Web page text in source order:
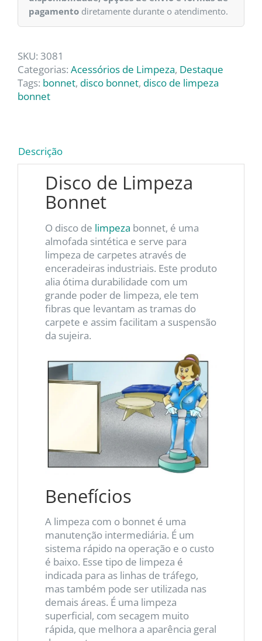
pagamento diretamente durante o atendimento.
SKU: 3081
Categorias: Acessórios de Limpeza, Destaque
Tags: bonnet, disco bonnet, disco de limpeza
bonnet
Descrição
Disco de Limpeza
Bonnet
O disco de limpeza bonnet, é uma
almofada sintética e serve para
limpeza de carpetes através de
enceradeiras industriais. Este produto
alia ótima durabilidade com um
grande poder de limpeza, ele tem
fibras que levantam as tramas do
carpete e assim facilitam a suspensão
da sujeira.
Benefícios
A limpeza com o bonnet é uma
manutenção intermediária. É um
sistema rápido na operação e o custo
é baixo. Esse tipo de limpeza é
indicada para as linhas de tráfego,
mas também pode ser utilizada nas
demais áreas. É uma limpeza
superficial, com secagem muito
rápida, que melhora a aparência geral